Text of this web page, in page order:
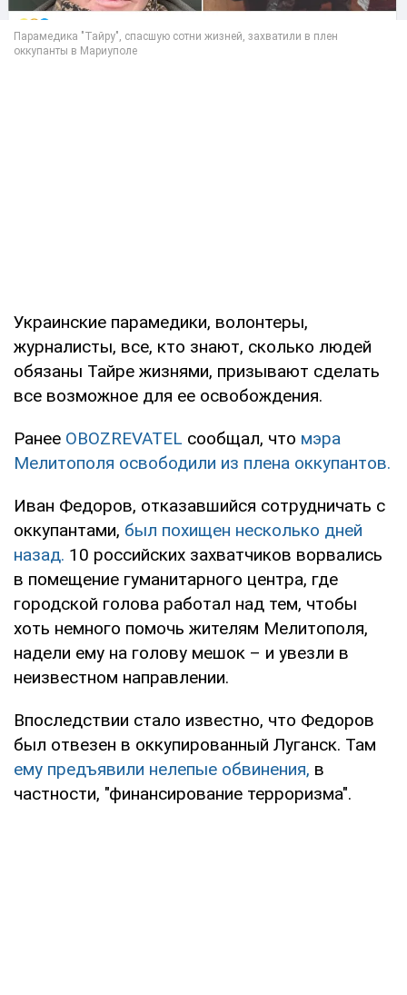
Украинские парамедики, волонтеры,
журналисты, все, кто знают, сколько людей
обязаны Тайре жизнями, призывают сделать
все возможное для ее освобождения.
Ранее OBOZREVATEL сообщал, что мэра
Мелитополя освободили из плена оккупантов.
Иван Федоров, отказавшийся сотрудничать с
оккупантами, был похищен несколько дней
назад. 10 российских захватчиков ворвались
в помещение гуманитарного центра, где
городской голова работал над тем, чтобы
хоть немного помочь жителям Мелитополя,
надели ему на голову мешок – и увезли в
неизвестном направлении.
Впоследствии стало известно, что Федоров
был отвезен в оккупированный Луганск. Там
ему предъявили нелепые обвинения, в
частности, "финансирование терроризма".